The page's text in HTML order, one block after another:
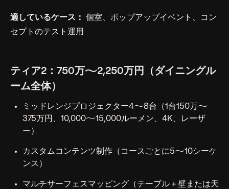
適しているケース：
個室、ポップアップイベント、コン
セプトのテスト運用
ティア2：750万〜2,250万円（ダイニングル
ーム全体）
ミッドレンジプロジェクター4〜8台（1台150万〜
375万円、10,000〜15,000ルーメン、4K、レーザ
ー）
カスタムコンテンツ制作（コースごとに5〜10シーケ
ンス）
マルチサーフェスマッピング（テーブル＋壁または天